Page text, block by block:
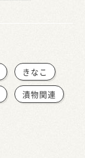
きなこ
漬物関連